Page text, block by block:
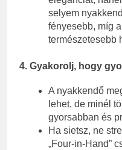
selyem
fényesebb, míg
természetesebb
4. Gyakorolj, hogy
A nyakkendő
lehet, de minél
gyorsabban és
Ha sietsz, ne
„Four-in-Hand”